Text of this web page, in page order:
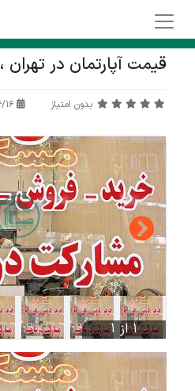
قیمت آپارتمان در تهران ، 28 فروردین 1402
بدون امتیاز
1 از 1